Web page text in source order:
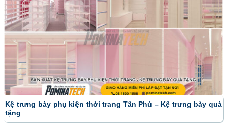
Kệ trưng bày phụ kiện thời trang Tân Phú – Kệ trưng bày quà
tặng